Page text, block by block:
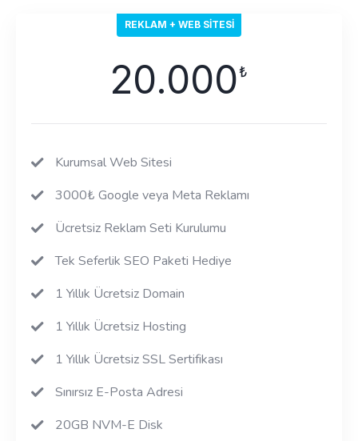
REKLAM + WEB SITESI
20.000₺
Kurumsal Web Sitesi
3000₺ Google veya Meta Reklamı
Ücretsiz Reklam Seti Kurulumu
Tek Seferlik SEO Paketi Hediye
1 Yıllık Ücretsiz Domain
1 Yıllık Ücretsiz Hosting
1 Yıllık Ücretsiz SSL Sertifikası
Sınırsız E-Posta Adresi
20GB NVM-E Disk